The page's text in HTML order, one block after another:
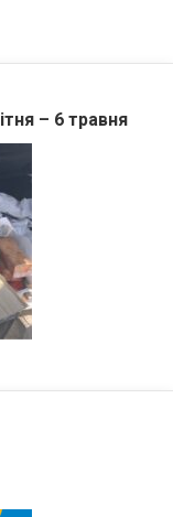
– 6 травня